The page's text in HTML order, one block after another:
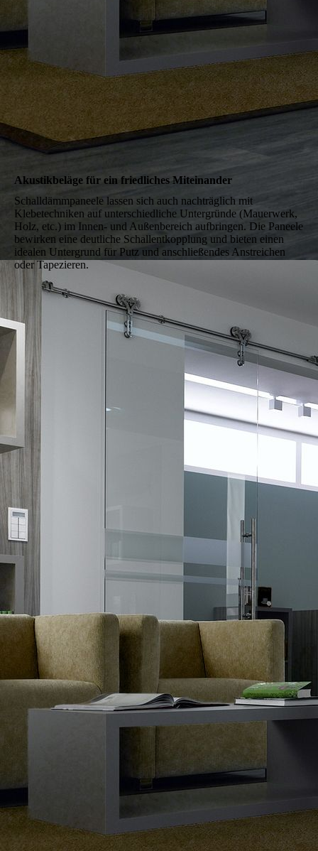
Akustikbeläge für ein friedliches Miteinander
Schalldämmpaneele lassen sich auch nach­träglich mit
Klebetechniken auf unter­schiedliche Untergründe (Mauerwerk,
Holz, etc.) im Innen- und Außen­bereich auf­bringen. Die Paneele
bewirken eine deut­liche Schall­ent­kopplung und bieten einen
idealen Unter­grund für Putz und anschließ­endes Anstrei­chen
oder Tape­zieren.